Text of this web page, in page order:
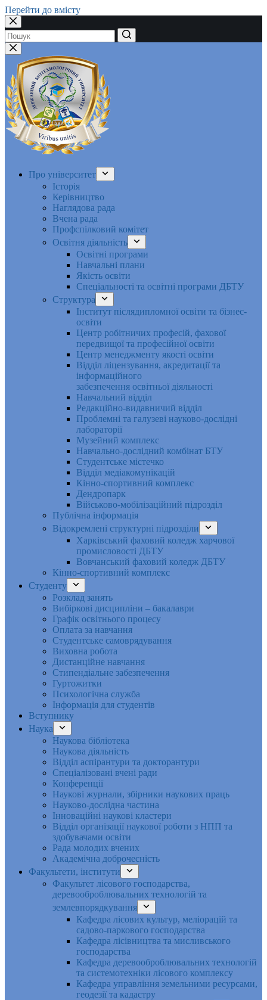
Перейти до вмісту
Немає
результатів
Про університет
Історія
Керівництво
Наглядова рада
Вчена рада
Профспілковий комітет
Освітня діяльність
Освітні програми
Навчальні плани
Якість освіти
Спеціальності та освітні програми ДБТУ
Структура
Інститут післядипломної освіти та бізнес-
освіти
Центр робітничих професій, фахової
передвищої та професійної освіти
Центр менеджменту якості освіти
Відділ ліцензування, акредитації та
інформаційного
забезпечення освітньої діяльності
Навчальний відділ
Редакційно-видавничий відділ
Проблемні та галузеві науково-дослідні
лабораторії
Музейний комплекс
Навчально-дослідний комбінат БТУ
Студентське містечко
Відділ медіакомунікацій
Кінно-спортивний комплекс
Дендропарк
Військово-мобілізаційний підрозділ
Публічна інформація
Відокремлені структурні підрозділи
Харківський фаховий коледж харчової
промисловості ДБТУ
Вовчанський фаховий коледж ДБТУ
Кінно-спортивний комплекс
Студенту
Розклад занять
Вибіркові дисципліни – бакалаври
Графік освітнього процесу
Оплата за навчання
Студентське самоврядування
Виховна робота
Дистанційне навчання
Стипендіальне забезпечення
Гуртожитки
Психологічна служба
Інформація для студентів
Вступнику
Наука
Наукова бібліотека
Наукова діяльність
Відділ аспірантури та докторантури
Спеціалізовані вчені ради
Конференції
Наукові журнали, збірники наукових праць
Науково-дослідна частина
Інноваційні наукові кластери
Відділ організації наукової роботи з НПП та
здобувачами освіти
Рада молодих вчених
Академічна доброчесність
Факультети, інститути
Факультет лісового господарства,
деревооброблювальних технологій та
землевпорядкування
Кафедра лісових культур, меліорацій та
садово-паркового господарства
Кафедра лісівництва та мисливського
господарства
Кафедра деревооброблювальних технологій
та системотехніки лісового комплексу
Кафедра управління земельними ресурсами,
геодезії та кадастру